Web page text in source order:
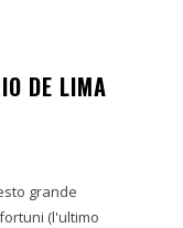
DE LIMA
grande
(l'ultimo